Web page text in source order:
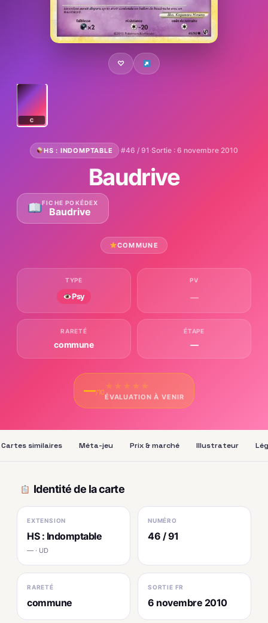
♡
C
HS : INDOMPTABLE ·#46 / 91 ·Sortie : 6 novembre 2010
Baudrive
FICHE POKÉDEX
Baudrive
COMMUNE
TYPE
Psy
PV
—
RARETÉ
commune
ÉTAPE
—
—/10
★ ★ ★ ★ ★
ÉVALUATION À VENIR
Cartes similaires Méta-jeu Prix & marché Illustrateur
Identité de la carte
EXTENSION
HS : Indomptable
— · UD
NUMÉRO
46 / 91
RARETÉ
commune
SORTIE FR
6 novembre 2010